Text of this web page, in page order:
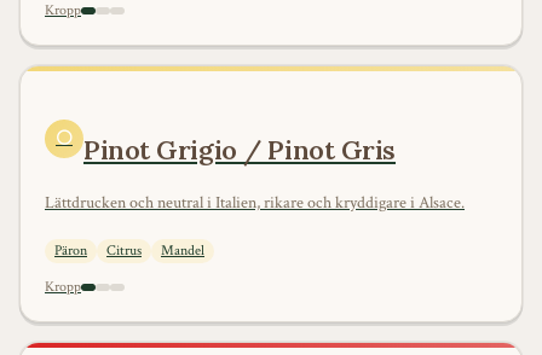
Kropp
⚪ Pinot Grigio / Pinot Gris
Lättdrucken och neutral i Italien, rikare och kryddigare i Alsace.
Päron Citrus
Mandel
Kropp